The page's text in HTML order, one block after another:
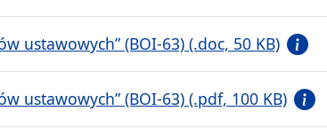
ustawowych” (BOI-63) (.doc, 50 KB)
ustawowych” (BOI-63) (.pdf, 100 KB)